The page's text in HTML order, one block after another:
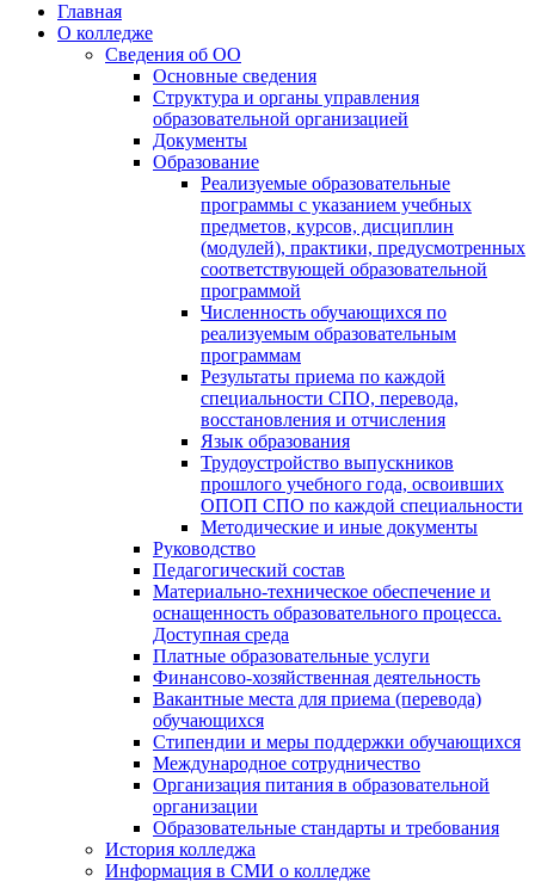
Главная
О колледже
Сведения об ОО
Основные сведения
Структура и органы управления
образовательной организацией
Документы
Образование
Реализуемые образовательные
программы с указанием учебных
предметов, курсов, дисциплин
(модулей), практики, предусмотренных
соответствующей образовательной
программой
Численность обучающихся по
реализуемым образовательным
программам
Результаты приема по каждой
специальности СПО, перевода,
восстановления и отчисления
Язык образования
Трудоустройство выпускников
прошлого учебного года, освоивших
ОПОП СПО по каждой специальности
Методические и иные документы
Руководство
Педагогический состав
Материально-техническое обеспечение и
оснащенность образовательного процесса.
Доступная среда
Платные образовательные услуги
Финансово-хозяйственная деятельность
Вакантные места для приема (перевода)
обучающихся
Стипендии и меры поддержки обучающихся
Международное сотрудничество
Организация питания в образовательной
организации
Образовательные стандарты и требования
История колледжа
Информация в СМИ о колледже